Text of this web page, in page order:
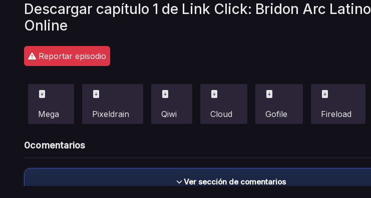
Descargar capítulo 1 de Link Click: Bridon Arc Latino
Online
Reportar episodio
Mega Pixeldrain Qiwi Cloud Gofile Fireload
0comentarios
Ver sección de comentarios